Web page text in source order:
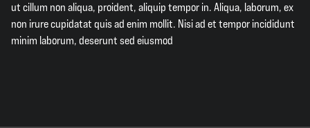
ut cillum non aliqua, proident, aliquip tempor in. Aliqua, laborum, ex
non irure cupidatat quis ad enim mollit. Nisi ad et tempor incididunt
minim laborum, deserunt sed eiusmod